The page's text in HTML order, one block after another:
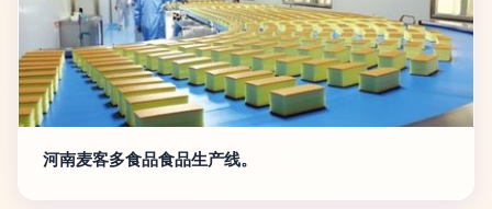
河南麦客多食品食品生产线。